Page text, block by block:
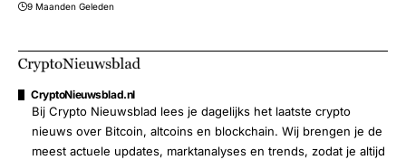
9 Maanden Geleden
CryptoNieuwsblad.nl
Bij Crypto Nieuwsblad lees je dagelijks het laatste crypto
nieuws over Bitcoin, altcoins en blockchain. Wij brengen je de
meest actuele updates, marktanalyses en trends, zodat je altijd